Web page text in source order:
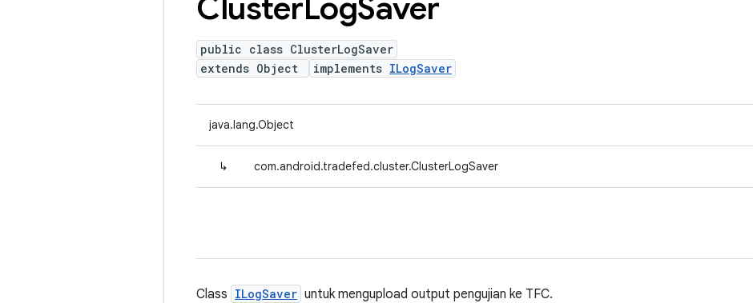
ClusterLogSaver
public class ClusterLogSaver
extends Object
implements ILogSaver
java.lang.Object
↳ com.android.tradefed.cluster.ClusterLogSaver
Class ILogSaver untuk mengupload output pengujian ke TFC.